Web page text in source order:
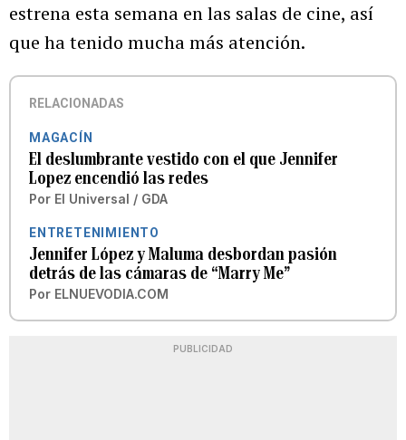
estrena esta semana en las salas de cine, así
que ha tenido mucha más atención.
RELACIONADAS
MAGACÍN
El deslumbrante vestido con el que Jennifer
Lopez encendió las redes
Por El Universal / GDA
ENTRETENIMIENTO
Jennifer López y Maluma desbordan pasión
detrás de las cámaras de “Marry Me”
Por ELNUEVODIA.COM
PUBLICIDAD